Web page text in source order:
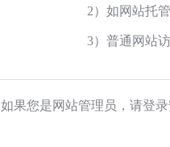
2）如网站托
3）普通网站
如果您是网站管理员，请登